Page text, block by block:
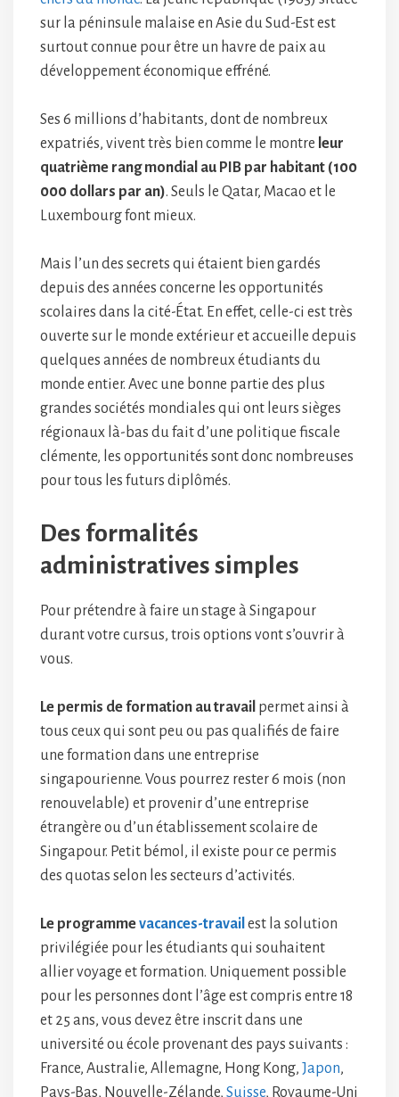
sur la péninsule malaise en Asie du Sud-Est est
surtout connue pour être un havre de paix au
développement économique effréné.
Ses 6 millions d’habitants, dont de nombreux
expatriés, vivent très bien comme le montre leur
quatrième rang mondial au PIB par habitant (100
000 dollars par an). Seuls le Qatar, Macao et le
Luxembourg font mieux.
Mais l’un des secrets qui étaient bien gardés
depuis des années concerne les opportunités
scolaires dans la cité-État. En effet, celle-ci est très
ouverte sur le monde extérieur et accueille depuis
quelques années de nombreux étudiants du
monde entier. Avec une bonne partie des plus
grandes sociétés mondiales qui ont leurs sièges
régionaux là-bas du fait d’une politique fiscale
clémente, les opportunités sont donc nombreuses
pour tous les futurs diplômés.
Des formalités
administratives simples
Pour prétendre à faire un stage à Singapour
durant votre cursus, trois options vont s’ouvrir à
vous.
Le permis de formation au travail permet ainsi à
tous ceux qui sont peu ou pas qualifiés de faire
une formation dans une entreprise
singapourienne. Vous pourrez rester 6 mois (non
renouvelable) et provenir d’une entreprise
étrangère ou d’un établissement scolaire de
Singapour. Petit bémol, il existe pour ce permis
des quotas selon les secteurs d’activités.
Le programmevacances-travail est la solution
privilégiée pour les étudiants qui souhaitent
allier voyage et formation. Uniquement possible
pour les personnes dont l’âge est compris entre 18
et 25 ans, vous devez être inscrit dans une
université ou école provenant des pays suivants :
France, Australie, Allemagne, Hong Kong, Japon,
Pays-Bas, Nouvelle-Zélande, Suisse, Royaume-Uni